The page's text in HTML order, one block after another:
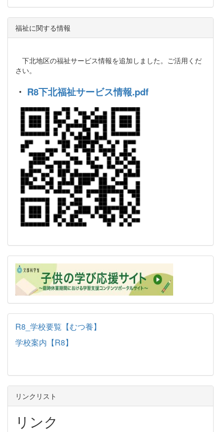
福祉に関する情報
下北地区の福祉サービス情報を追加しました。ご活用くだ
さい。
・ R8下北福祉サービス情報.pdf
R8_学校要覧【むつ養】
学校案内【R8】
リンクリスト
リンク